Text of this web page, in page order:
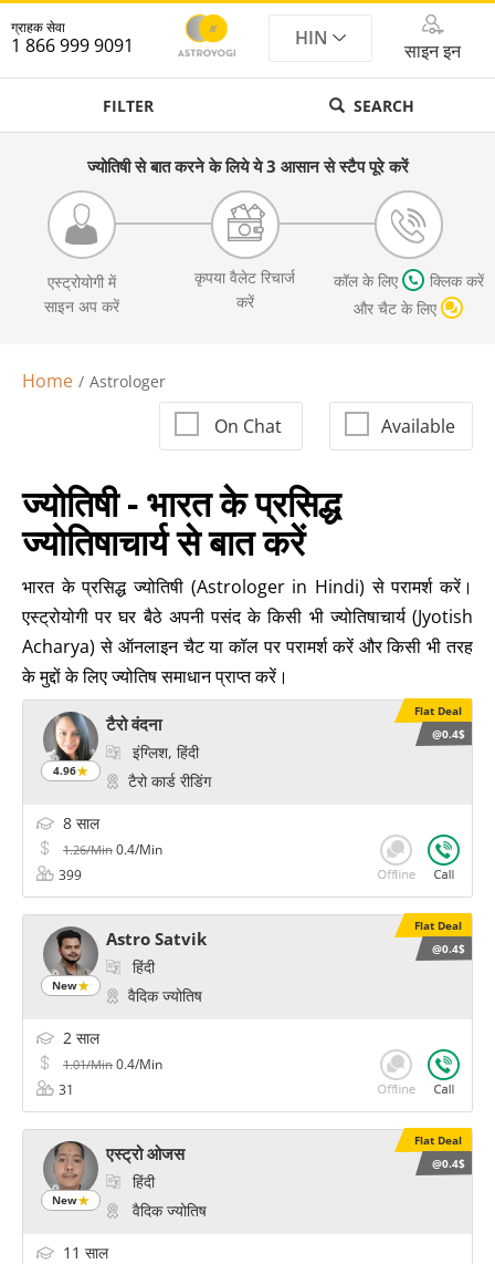
ग्राहक सेवा
1 866 999 9091 HIN
साइन इन
FILTER SEARCH
ज्योतिषी से बात करने के लिये ये 3 आसान से स्टैप पूरे करें
एस्ट्रोयोगी में
साइन अप करें
कृपया वैलेट रिचार्ज
करें
कॉल के लिए
क्लिक करें
और चैट के लिए
Home Astrologer
On Chat Available
ज्योतिषी - भारत के प्रसिद्ध
ज्योतिषाचार्य से बात करें
भारत के प्रसिद्ध ज्योतिषी (Astrologer in Hindi) से परामर्श करें।
एस्ट्रोयोगी पर घर बैठे अपनी पसंद के किसी भी ज्योतिषाचार्य (Jyotish
Acharya) से ऑनलाइन चैट या कॉल पर परामर्श करें और किसी भी तरह
के मुद्दों के लिए ज्योतिष समाधान प्राप्त करें।
Flat Deal
@0.4$
4.96
टैरो वंदना
इंग्लिश, हिंदी
टैरो कार्ड रीडिंग
8 साल
1.26/Min 0.4/Min
399
Flat Deal
@0.4$
New
Astro Satvik
हिंदी
वैदिक ज्योतिष
2 साल
1.01/Min 0.4/Min
31
Flat Deal
@0.4$
New
एस्ट्रो ओजस
हिंदी
वैदिक ज्योतिष
11 साल